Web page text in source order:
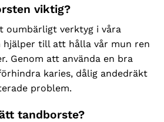
viktig?
oumbärligt verktyg i våra
hjälper till att hålla vår mun ren
Genom att använda en bra
karies, dålig andedräkt
problem.
tandborste?